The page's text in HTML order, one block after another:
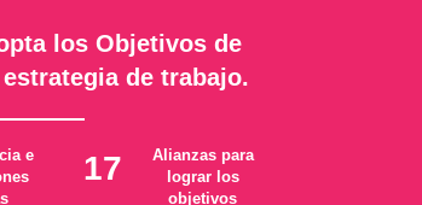
los Objetivos de
de trabajo.
e
17
Alianzas para
lograr los
objetivos